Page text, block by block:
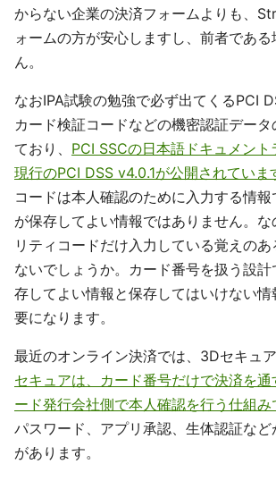
からない企業の決済フォームよりも、
ォームの方が安心しますし、前者であ
ん。
なおIPA試験の勉強で必ず出てくるPCI
カード検証コードなどの機密認証デー
ており、 PCI SSCの日本語ドキュメント
現行のPCI DSS v4.0.1が公開されていま
コードは本人確認のために入力する情
が保存してよい情報ではありません。
リティコードだけ入力している覚えの
ないでしょうか。カード番号を扱う設
存してよい情報と保存してはいけない
要になります。
最近のオンライン決済では、3Dセキュア
セキュアは、カード番号だけで決済を
ード発行会社側で本人確認を行う仕組み
パスワード、アプリ承認、生体認証など
があります。